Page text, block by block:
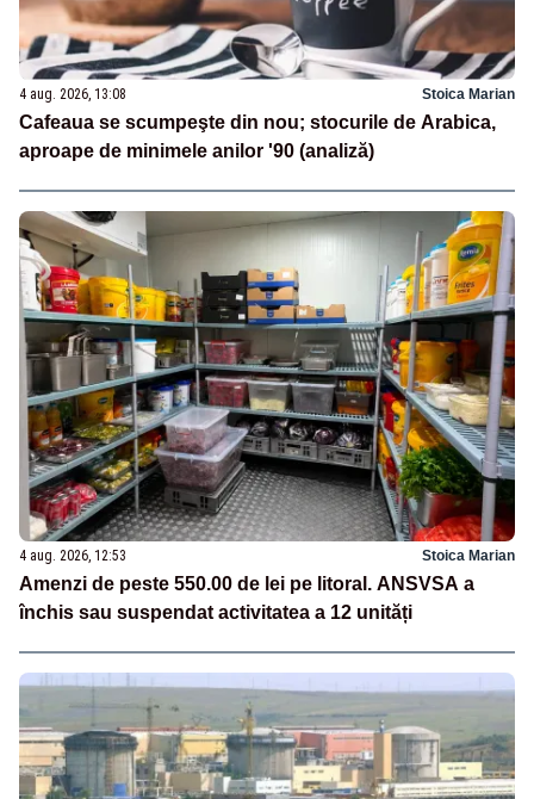
4 aug. 2026, 13:08 Stoica Marian
Cafeaua se scumpeşte din nou; stocurile de Arabica,
aproape de minimele anilor '90 (analiză)
4 aug. 2026, 12:53 Stoica Marian
Amenzi de peste 550.00 de lei pe litoral. ANSVSA a
închis sau suspendat activitatea a 12 unități